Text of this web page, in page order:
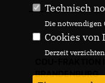
BRANDENBURG
Technisch
Die notwendigen
Cookies
Derzeit